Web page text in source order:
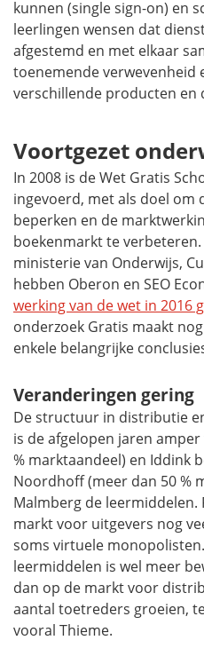
kunnen (single sign-on) en
leerlingen wensen dat
afgestemd en met elkaar
toenemende verwevenheid
verschillende producten en
Voortgezet
In 2008 is de Wet Gratis
ingevoerd, met als doel om
beperken en de
boekenmarkt te
ministerie van Onderwijs,
hebben Oberon en SEO
werking van de wet in 2016
onderzoek Gratis maakt
enkele belangrijke
Veranderingen gering
De structuur in distributie
is de afgelopen jaren
% marktaandeel) en Iddink
Noordhoff (meer dan 50 %
Malmberg de leermiddelen.
markt voor uitgevers nog
soms virtuele
leermiddelen is wel meer
dan op de markt voor
aantal toetreders groeien,
vooral Thieme.